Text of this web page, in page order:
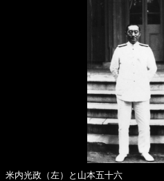
米内光政（左）と山本五十六